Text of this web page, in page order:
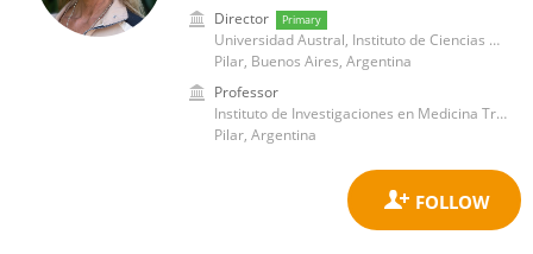
Director Primary
Universidad Austral, Instituto de Ciencias para la Familia
Pilar, Buenos Aires, Argentina
Professor
Instituto de Investigaciones en Medicina Traslacional, Universidad Austral
Pilar, Argentina